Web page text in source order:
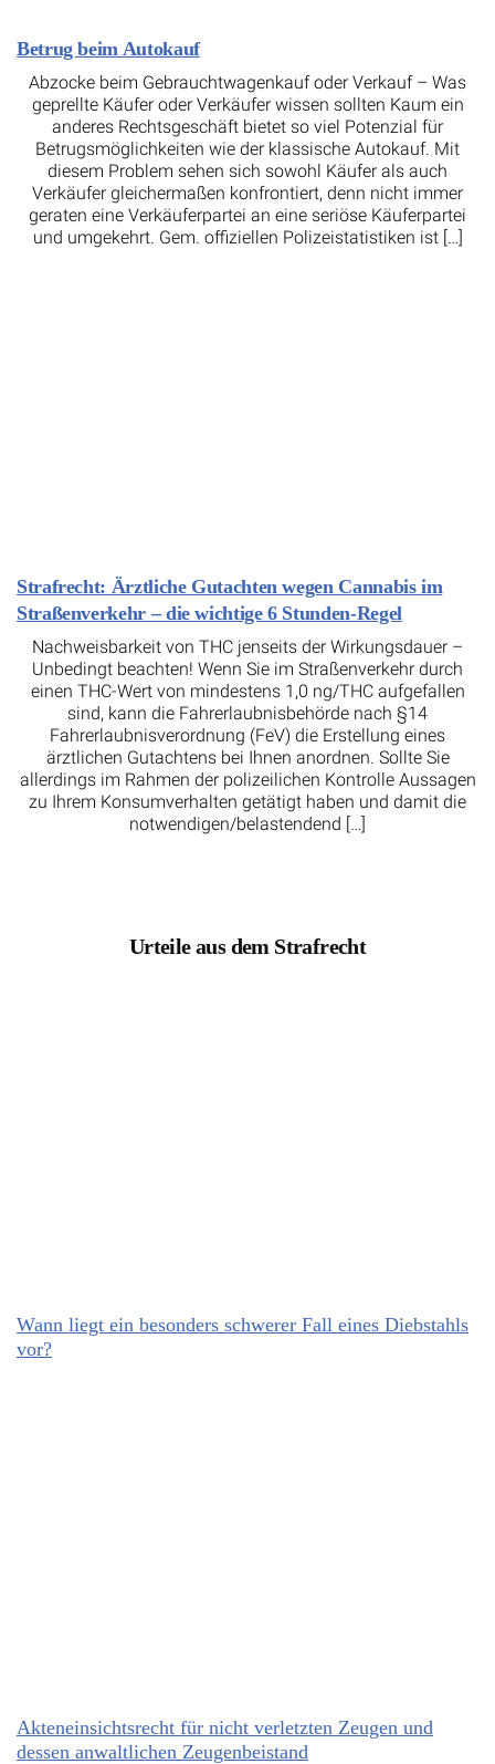
Betrug beim Autokauf
Abzocke beim Gebrauchtwagenkauf oder Verkauf – Was
geprellte Käufer oder Verkäufer wissen sollten Kaum ein
anderes Rechtsgeschäft bietet so viel Potenzial für
Betrugsmöglichkeiten wie der klassische Autokauf. Mit
diesem Problem sehen sich sowohl Käufer als auch
Verkäufer gleichermaßen konfrontiert, denn nicht immer
geraten eine Verkäuferpartei an eine seriöse Käuferpartei
und umgekehrt. Gem. offiziellen Polizeistatistiken ist […]
Strafrecht: Ärztliche Gutachten wegen Cannabis im
Straßenverkehr – die wichtige 6 Stunden-Regel
Nachweisbarkeit von THC jenseits der Wirkungsdauer –
Unbedingt beachten! Wenn Sie im Straßenverkehr durch
einen THC-Wert von mindestens 1,0 ng/THC aufgefallen
sind, kann die Fahrerlaubnisbehörde nach §14
Fahrerlaubnisverordnung (FeV) die Erstellung eines
ärztlichen Gutachtens bei Ihnen anordnen. Sollte Sie
allerdings im Rahmen der polizeilichen Kontrolle Aussagen
zu Ihrem Konsumverhalten getätigt haben und damit die
notwendigen/belastendend […]
Urteile aus dem Strafrecht
Wann liegt ein besonders schwerer Fall eines Diebstahls
vor?
Akteneinsichtsrecht für nicht verletzten Zeugen und
dessen anwaltlichen Zeugenbeistand